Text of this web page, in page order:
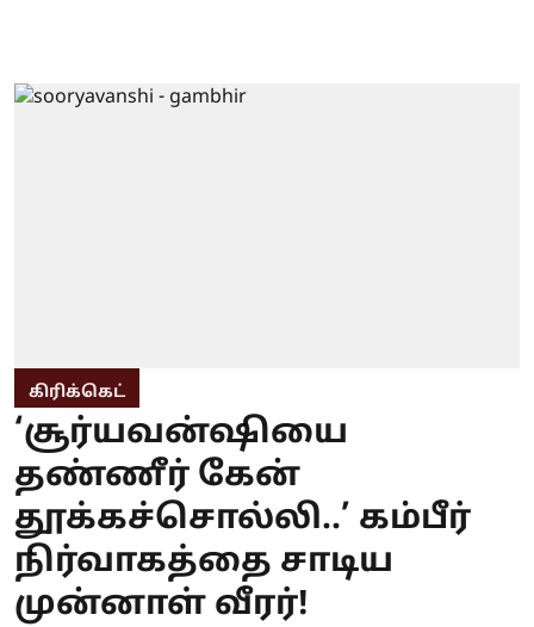
கிரிக்கெட்
‘சூர்யவன்ஷியை
தண்ணீர் கேன்
தூக்கச்சொல்லி..’ கம்பீர்
நிர்வாகத்தை சாடிய
முன்னாள் வீரர்!